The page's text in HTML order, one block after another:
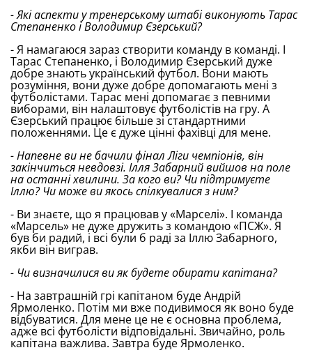
- Які аспекти у тренерському штабі виконують Тарас
Степаненко і Володимир Єзерський?
- Я намагаюся зараз створити команду в команді. І
Тарас Степаненко, і Володимир Єзерський дуже
добре знають український футбол. Вони мають
розуміння, вони дуже добре допомагають мені з
футболістами. Тарас мені допомагає з певними
виборами, він налаштовує футболістів на гру. А
Єзерський працює більше зі стандартними
положеннями. Це є дуже цінні фахівці для мене.
- Напевне ви не бачили фінал Ліги чемпіонів, він
закінчиться невдовзі. Ілля Забарний вийшов на поле
на останні хвилини. За кого ви? Чи підтримуєте
Іллю? Чи може ви якось спілкувалися з ним?
- Ви знаєте, що я працював у «Марселі». І команда
«Марсель» не дуже дружить з командою «ПСЖ». Я
був би радий, і всі були б раді за Іллю Забарного,
якби він виграв.
- Чи визначилися ви як будете обирати капітана?
- На завтрашній грі капітаном буде Андрій
Ярмоленко. Потім ми вже подивимося як воно буде
відбуватися. Для мене це не є основна проблема,
адже всі футболісти відповідальні. Звичайно, роль
капітана важлива. Завтра буде Ярмоленко.